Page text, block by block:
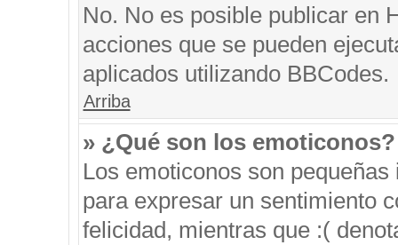
No. No es posible publicar en
acciones que se pueden
aplicados utilizando BBCodes.
Arriba
» ¿Qué son los emoticonos?
Los emoticonos son
para expresar un sentimiento
felicidad, mientras que :(